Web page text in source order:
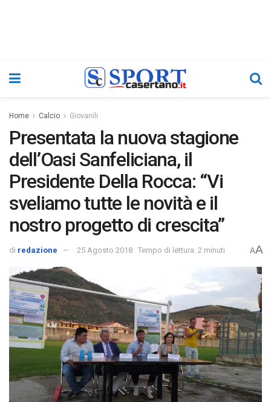
Home Calcio Giovanili
Presentata la nuova stagione
dell’Oasi Sanfeliciana, il
Presidente Della Rocca: “Vi
sveliamo tutte le novità e il
nostro progetto di crescita”
di redazione 25 Agosto 2018 Tempo di lettura: 2 minuti AA